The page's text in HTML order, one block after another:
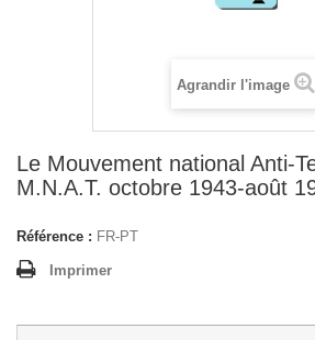
Agrandir l'image
Le Mouvement national Anti-
M.N.A.T. octobre 1943-août
Référence : FR-PT
Imprimer